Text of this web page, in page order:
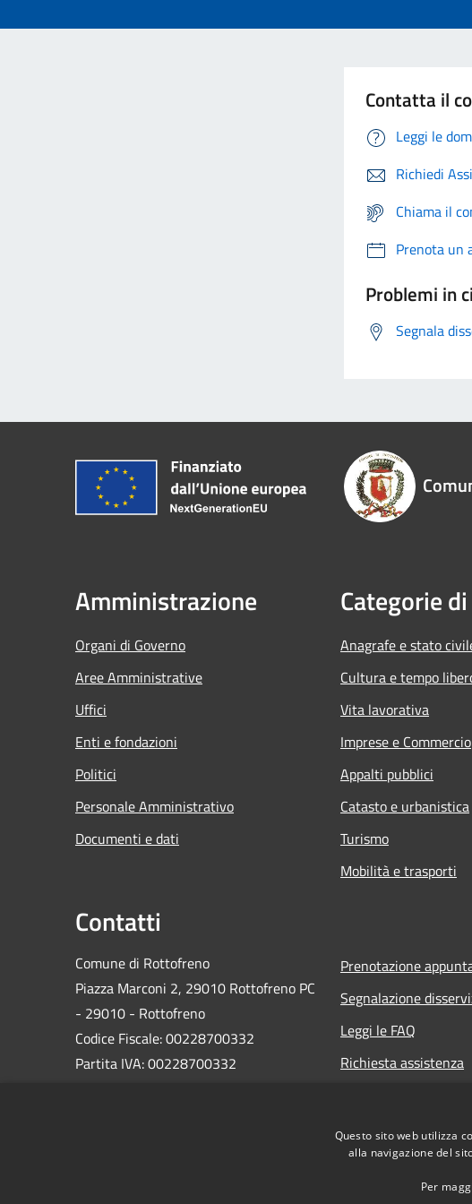
Contatta il
Leggi le
Richiedi
Chiama il
Prenota un
Problemi in
Segnala
Amministrazione
Organi di Governo
Aree Amministrative
Uffici
Enti e fondazioni
Politici
Personale Amministrativo
Documenti e dati
Categorie
Anagrafe e stato
Cultura e tempo
Vita lavorativa
Imprese e Commercio
Appalti pubblici
Catasto e urbanistica
Turismo
Mobilità e trasporti
Contatti
Comune di Rottofreno
Piazza Marconi 2, 29010 Rottofreno PC
- 29010 - Rottofreno
Codice Fiscale: 00228700332
Partita IVA: 00228700332
postacertificata@cert.comune.rottofreno.pc.it
Prenotazione
Segnalazione
Leggi le FAQ
Richiesta assistenza
Questo sito web utilizza
alla navigazione del
Per